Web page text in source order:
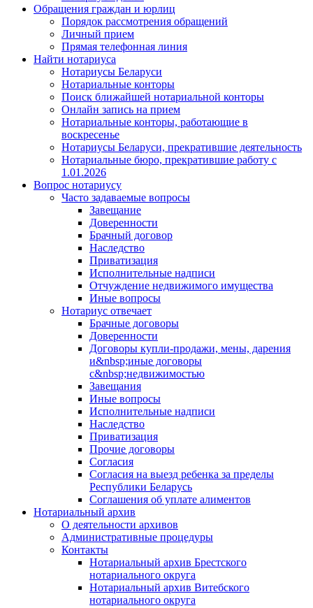
Обращения граждан и юрлиц
Порядок рассмотрения обращений
Личный прием
Прямая телефонная линия
Найти нотариуса
Нотариусы Беларуси
Нотариальные конторы
Поиск ближайшей нотариальной конторы
Онлайн запись на прием
Нотариальные конторы, работающие в
воскресенье
Нотариусы Беларуси, прекратившие деятельность
Нотариальные бюро, прекратившие работу с
1.01.2026
Вопрос нотариусу
Часто задаваемые вопросы
Завещание
Доверенности
Брачный договор
Наследство
Приватизация
Исполнительные надписи
Отчуждение недвижимого имущества
Иные вопросы
Нотариус отвечает
Брачные договоры
Доверенности
Договоры купли-продажи, мены, дарения
и&nbsp;иные договоры
с&nbsp;недвижимостью
Завещания
Иные вопросы
Исполнительные надписи
Наследство
Приватизация
Прочие договоры
Согласия
Согласия на выезд ребенка за пределы
Республики Беларусь
Соглашения об уплате алиментов
Нотариальный архив
О деятельности архивов
Административные процедуры
Контакты
Нотариальный архив Брестского
нотариального округа
Нотариальный архив Витебского
нотариального округа